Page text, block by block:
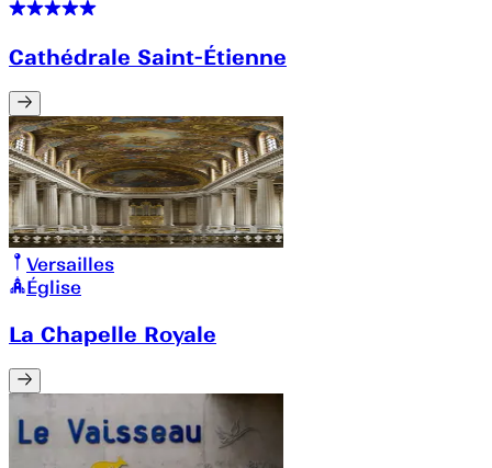
Cathédrale Saint-Étienne
Versailles
Église
La Chapelle Royale